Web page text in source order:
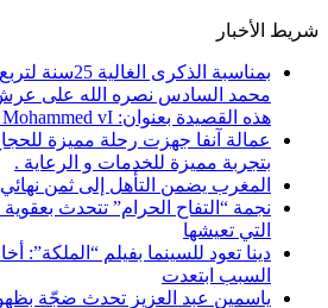
شريط الأخبار
بمناسبة الذكرى
محمد السادس نصره الله على عرش
هذه القصيدة بعنوان: Mon fidèle Roi Mohammed vI
عمالة آنفا جهزت رحلة مميزة
بتجربة مميزة للخدمات و الرعاية .
المغرب يضمن التأهل إلى ثمن نهائي أمم
نجمة “التفاح الحرام” تتحدث
التي تعيشها
دينا تعود للسينما بفيلم “الملكة”:
السبب ابتعدت
ياسمين عبد العزيز تحدث ضجّة